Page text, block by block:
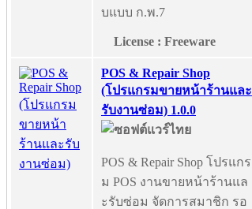
บแบบ ก.พ.7
License : Freeware
POS & Repair Shop
(โปรแกรมขายหน้าร้านและ
รับงานซ่อม) 1.0.0
POS & Repair Shop โปรแกร
ม POS งานขายหน้าร้านแล
ะรับซ่อม จัดการสมาชิก รอ